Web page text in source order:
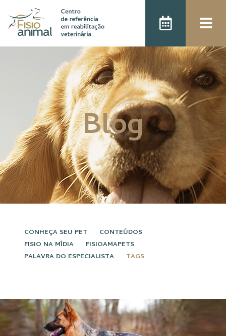
Blog
CONHEÇA SEU PET
CONTEÚDOS
FISIO NA MÍDIA
FISIOAMAPETS
PALAVRA DO ESPECIALISTA
TAGS